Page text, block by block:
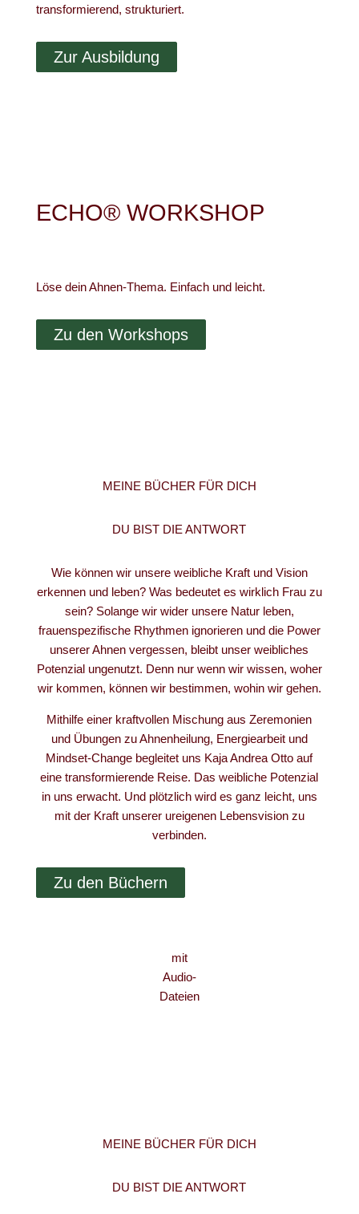
transformierend, strukturiert.
Zur Ausbildung
ECHO® WORKSHOP
Löse dein Ahnen-Thema. Einfach und leicht.
Zu den Workshops
MEINE BÜCHER FÜR DICH
DU BIST DIE ANTWORT
Wie können wir unsere weibliche Kraft und Vision
erkennen und leben? Was bedeutet es wirklich Frau zu
sein? Solange wir wider unsere Natur leben,
frauenspezifische Rhythmen ignorieren und die Power
unserer Ahnen vergessen, bleibt unser weibliches
Potenzial ungenutzt. Denn nur wenn wir wissen, woher
wir kommen, können wir bestimmen, wohin wir gehen.
Mithilfe einer kraftvollen Mischung aus Zeremonien
und Übungen zu Ahnenheilung, Energiearbeit und
Mindset-Change begleitet uns Kaja Andrea Otto auf
eine transformierende Reise. Das weibliche Potenzial
in uns erwacht. Und plötzlich wird es ganz leicht, uns
mit der Kraft unserer ureigenen Lebensvision zu
verbinden.
Zu den Büchern
mit
Audio-
Dateien
MEINE BÜCHER FÜR DICH
DU BIST DIE ANTWORT